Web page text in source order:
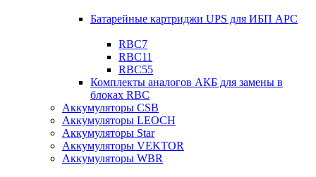
Батарейные картриджи UPS для ИБП APC
RBC7
RBC11
RBC55
Комплекты аналогов АКБ для замены в
блоках RBC
Аккумуляторы CSB
Аккумуляторы LEOCH
Аккумуляторы Star
Аккумуляторы VEKTOR
Аккумуляторы WBR